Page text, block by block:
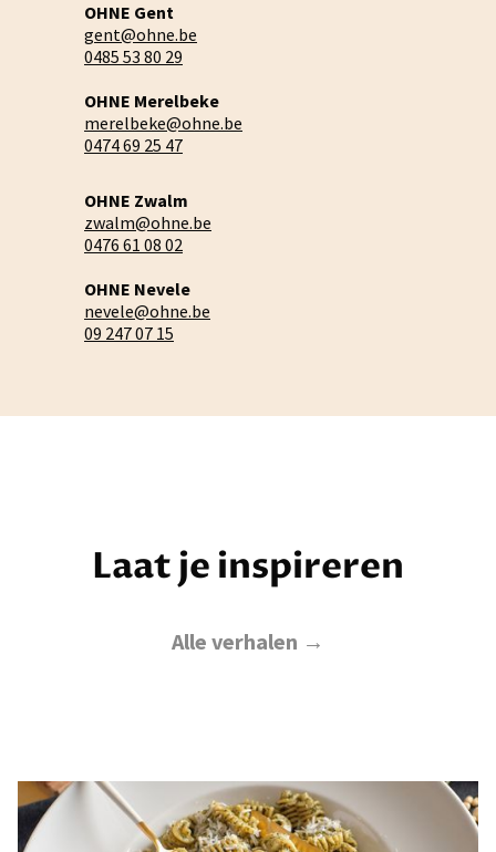
OHNE Gent
gent@ohne.be
0485 53 80 29
OHNE Merelbeke
merelbeke@ohne.be
0474 69 25 47
OHNE Zwalm
zwalm@ohne.be
0476 61 08 02
OHNE Nevele
nevele@ohne.be
09 247 07 15
Laat je inspireren
Alle verhalen →